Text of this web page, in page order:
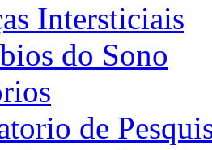
Intersticiais
do Sono
de